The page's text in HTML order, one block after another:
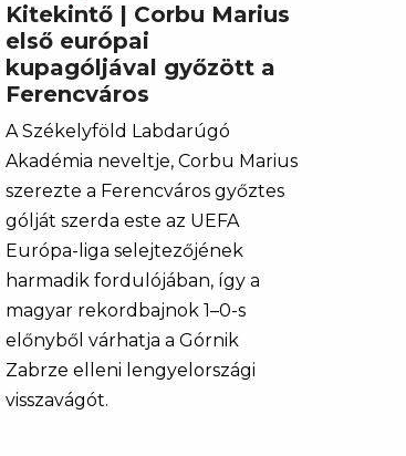
Kitekintő | Corbu Marius
első európai
kupagóljával győzött a
Ferencváros
A Székelyföld Labdarúgó
Akadémia neveltje, Corbu Marius
szerezte a Ferencváros győztes
gólját szerda este az UEFA
Európa-liga selejtezőjének
harmadik fordulójában, így a
magyar rekordbajnok 1–0-s
előnyből várhatja a Górnik
Zabrze elleni lengyelországi
visszavágót.